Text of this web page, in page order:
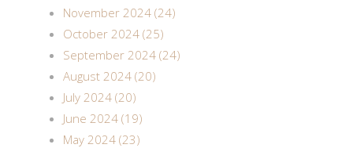
November 2024 (24)
October 2024 (25)
September 2024 (24)
August 2024 (20)
July 2024 (20)
June 2024 (19)
May 2024 (23)